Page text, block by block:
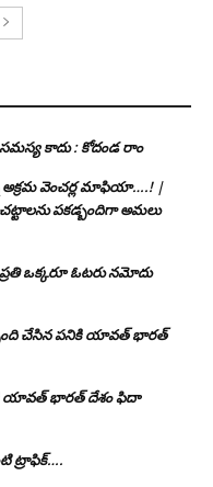
కాదు : కోదండ రాం
అక్రమ వెంచర్ల మాఫియా….! |
చట్టాలను పకడ్బందిగా అమలు
ఒక్కరూ ఓటరు నమోదు
చేసిన పనికి యావత్ భారత్
యావత్ భారత్ దేశం ఫిదా
ట్రాఫిక్….